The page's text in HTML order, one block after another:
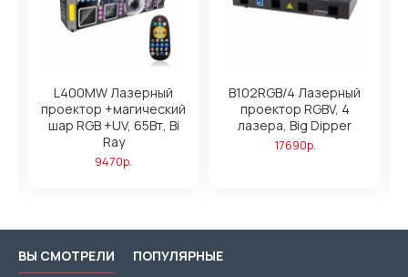
L400MW Лазерный
проектор +магический
шар RGB +UV, 65Вт, Bi
Ray
9470р.
B102RGB/4 Лазерный
проектор RGBV, 4
лазера, Big Dipper
17690р.
ВЫ СМОТРЕЛИ ПОПУЛЯРНЫЕ